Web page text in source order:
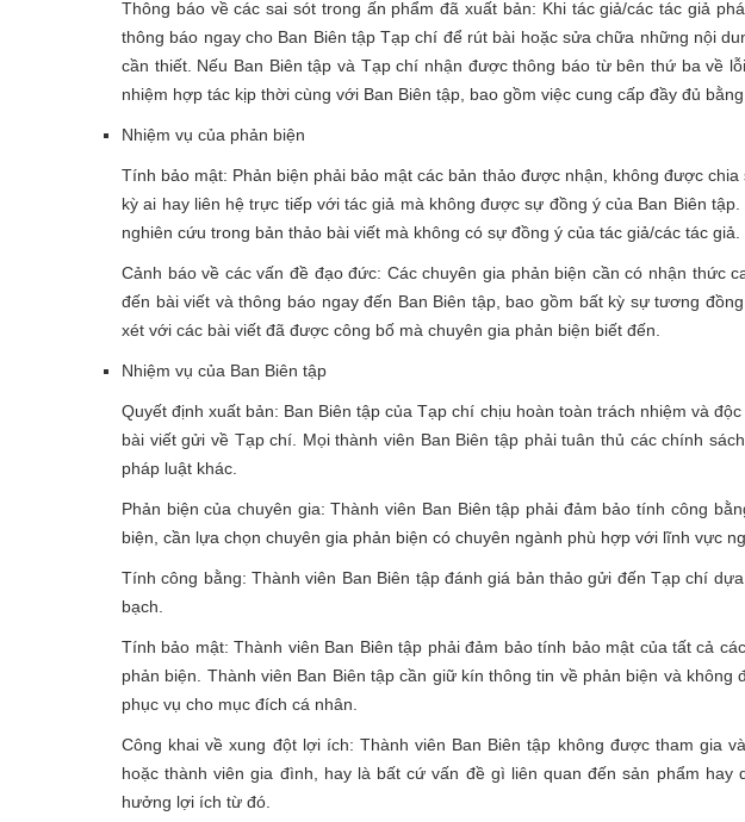
Thông báo về các sai sót trong ấn phẩm đã xuất bản: Khi tác giả/các tác giả
thông báo ngay cho Ban Biên tập Tạp chí để rút bài hoặc sửa chữa những nội
cần thiết. Nếu Ban Biên tập và Tạp chí nhận được thông báo từ bên thứ ba về
nhiệm hợp tác kịp thời cùng với Ban Biên tập, bao gồm việc cung cấp đầy đủ
Nhiệm vụ của phản biện
Tính bảo mật: Phản biện phải bảo mật các bản thảo được nhận, không được
kỳ ai hay liên hệ trực tiếp với tác giả mà không được sự đồng ý của Ban Biên
nghiên cứu trong bản thảo bài viết mà không có sự đồng ý của tác giả/các tác giả.
Cảnh báo về các vấn đề đạo đức: Các chuyên gia phản biện cần có nhận thức
đến bài viết và thông báo ngay đến Ban Biên tập, bao gồm bất kỳ sự tương
xét với các bài viết đã được công bố mà chuyên gia phản biện biết đến.
Nhiệm vụ của Ban Biên tập
Quyết định xuất bản: Ban Biên tập của Tạp chí chịu hoàn toàn trách nhiệm và
bài viết gửi về Tạp chí. Mọi thành viên Ban Biên tập phải tuân thủ các chính
pháp luật khác.
Phản biện của chuyên gia: Thành viên Ban Biên tập phải đảm bảo tính công
biện, cần lựa chọn chuyên gia phản biện có chuyên ngành phù hợp với lĩnh vực
Tính công bằng: Thành viên Ban Biên tập đánh giá bản thảo gửi đến Tạp chí
bạch.
Tính bảo mật: Thành viên Ban Biên tập phải đảm bảo tính bảo mật của tất cả
phản biện. Thành viên Ban Biên tập cần giữ kín thông tin về phản biện và
phục vụ cho mục đích cá nhân.
Công khai về xung đột lợi ích: Thành viên Ban Biên tập không được tham gia
hoặc thành viên gia đình, hay là bất cứ vấn đề gì liên quan đến sản phẩm hay
hưởng lợi ích từ đó.